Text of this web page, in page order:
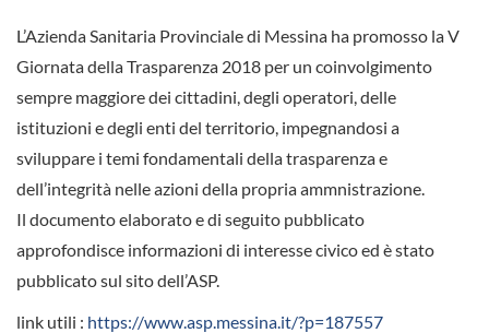
L’Azienda Sanitaria Provinciale di Messina ha promosso la V
Giornata della Trasparenza 2018 per un coinvolgimento
sempre maggiore dei cittadini, degli operatori, delle
istituzioni e degli enti del territorio, impegnandosi a
sviluppare i temi fondamentali della trasparenza e
dell’integrità nelle azioni della propria ammnistrazione.
Il documento elaborato e di seguito pubblicato
approfondisce informazioni di interesse civico ed è stato
pubblicato sul sito dell’ASP.
link utili : https://www.asp.messina.it/?p=187557